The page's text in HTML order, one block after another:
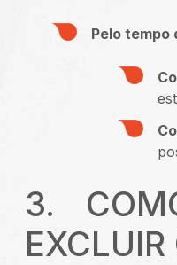
Pelo tempo
3.